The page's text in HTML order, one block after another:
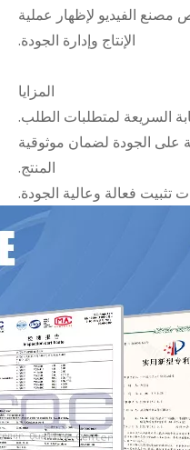
الفيديو لإظهار عملية
الإنتاج وإدارة الجودة.
المزايا
السريعة لمتطلبات الطلب.
على الجودة لضمان موثوقية
المنتج.